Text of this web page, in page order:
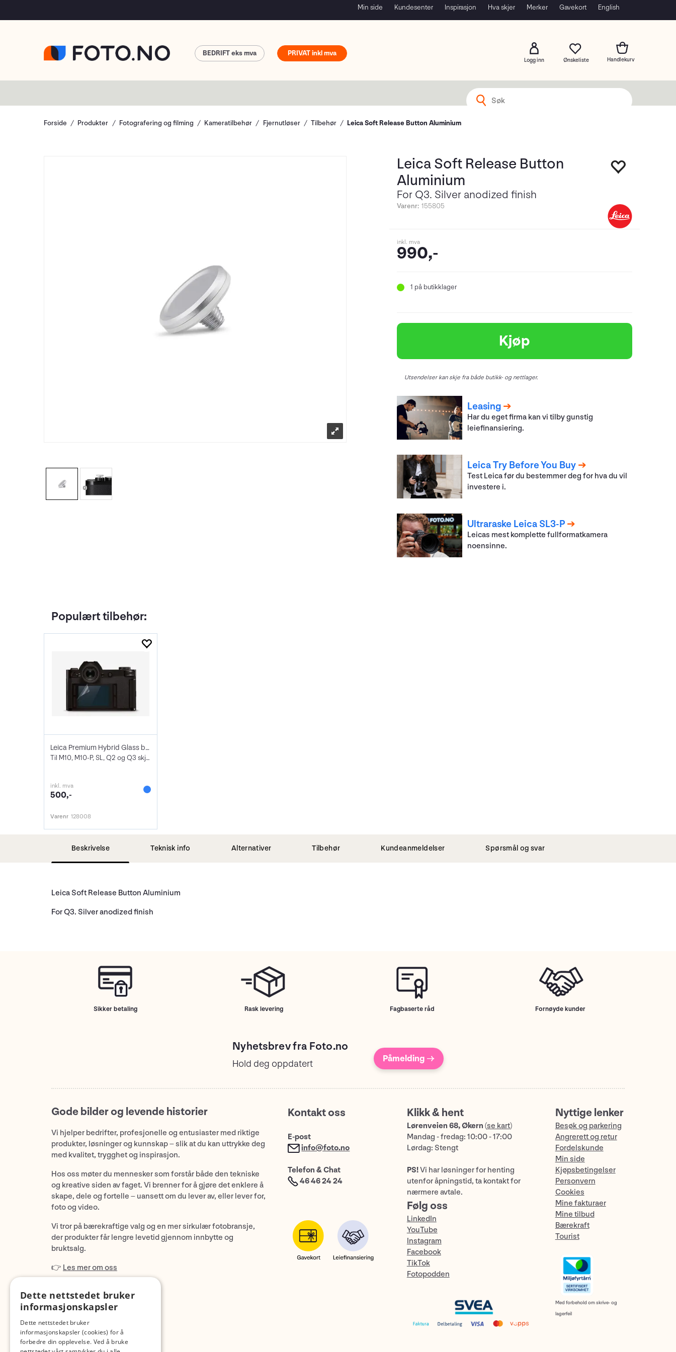
Min side Kundesenter Inspirasjon Hva skjer Merker Gavekort English
Logg inn
PRIVAT
BEDRIFT
Forside Produkter Fotografering og filming Kameratilbehør Fjernutløser Tilbehør Leica Soft Release Button Aluminium
Leica Soft Release Button
Aluminium
For Q3. Silver anodized finish
Varenr: 155805
inkl. mva
990,-
1 på butikklager
Kjøp
Utsendelser kan skje fra både butikk- og nettlager.
Leasing
Har du eget firma kan vi tilby gunstig
leiefinansiering.
Leica Try Before You Buy
Test Leica før du bestemmer deg for hva du vil
investere i.
Ultraraske Leica SL3-P
Leicas mest komplette fullformatkamera
noensinne.
Populært tilbehør:
Leica Premium Hybrid Glass beskyttelse 2
Til M10, M10-P, SL, Q2 og Q3 skjerm
inkl. mva
500,-
Varenr 128008
Beskrivelse Teknisk info Alternativer Tilbehør Kundeanmeldelser Spørsmål og svar
Leica Soft Release Button Aluminium
For Q3. Silver anodized finish
Sikker betaling Rask levering Fagbaserte råd Fornøyde kunder
Nyhetsbrev fra Foto.no
Hold deg oppdatert Påmelding →
Gode bilder og levende historier
Vi hjelper bedrifter, profesjonelle og entusiaster med riktige
produkter, løsninger og kunnskap – slik at du kan uttrykke deg
med kvalitet, trygghet og inspirasjon.
Hos oss møter du mennesker som forstår både den tekniske
og kreative siden av faget. Vi brenner for å gjøre det enklere å
skape, dele og fortelle – uansett om du lever av, eller lever for,
foto og video.
Vi tror på bærekraftige valg og en mer sirkulær fotobransje,
der produkter får lengre levetid gjennom innbytte og
bruktsalg.
👉 Les mer om oss
Kontakt oss
E-post
info@foto.no
Telefon & Chat
46 46 24 24
Klikk & hent
Lørenveien 68, Økern (se kart)
Mandag - fredag: 10:00 - 17:00
Lørdag: Stengt
PS!Vi har løsninger for henting
utenfor åpningstid, ta kontakt for
nærmere avtale.
Følg oss
LinkedIn
YouTube
Instagram
Facebook
TikTok
Fotopodden
Nyttige lenker
Besøk og parkering
Angrerett og retur
Fordelskunde
Min side
Kjøpsbetingelser
Personvern
Cookies
Mine fakturaer
Mine tilbud
Bærekraft
Tourist
Med forbehold om skrive- og
lagerfeil
Dette nettstedet bruker
informasjonskapsler
Dette nettstedet bruker
informasjonskapsler (cookies) for å
forbedre din opplevelse. Ved å bruke